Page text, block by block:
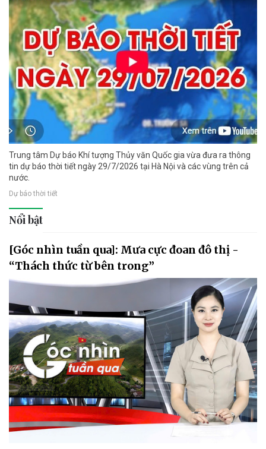
Trung tâm Dự báo Khí tượng Thủy văn Quốc gia vừa đưa ra thông
tin dự báo thời tiết ngày 29/7/2026 tại Hà Nội và các vùng trên cả
nước.
Dự báo thời tiết
Nổi bật
[Góc nhìn tuần qua]: Mưa cực đoan đô thị -
“Thách thức từ bên trong”